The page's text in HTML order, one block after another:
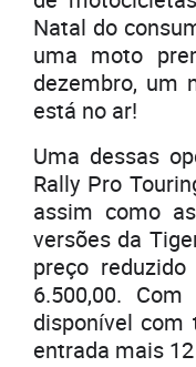
Natal do
uma moto
dezembro, um
está no ar!
Uma dessas
Rally Pro
assim como
versões da
preço
6.500,00.
disponível com
entrada mais